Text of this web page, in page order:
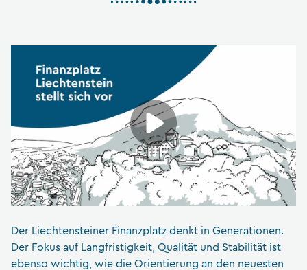
Der Liechtensteiner Finanzplatz denkt in Generationen.
Der Fokus auf Langfristigkeit, Qualität und Stabilität ist
ebenso wichtig, wie die Orientierung an den neuesten